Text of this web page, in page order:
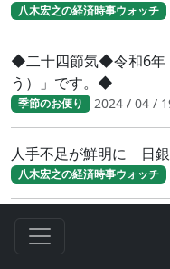
八木宏之の経済時事ウォッチ
◆二十四節気◆令和6年
う）」です。◆
季節のお便り 2024 / 04 /
人手不足が鮮明に 日
八木宏之の経済時事ウォッチ
人手不足が鮮明に 日
八木宏之の経済時事ウォッチ